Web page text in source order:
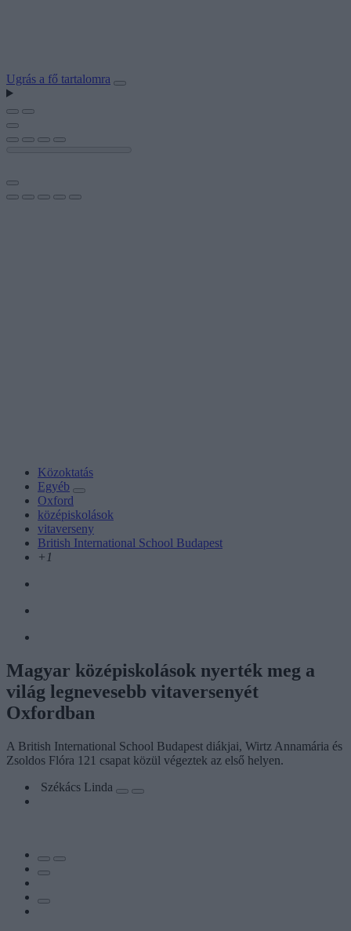
Ugrás a fő tartalomra
Közoktatás
Egyéb
Oxford
középiskolások
vitaverseny
British International School Budapest
+1
Magyar középiskolások nyerték meg a
világ legnevesebb vitaversenyét
Oxfordban
A British International School Budapest diákjai, Wirtz Annamária és
Zsoldos Flóra 121 csapat közül végeztek az első helyen.
Székács Linda